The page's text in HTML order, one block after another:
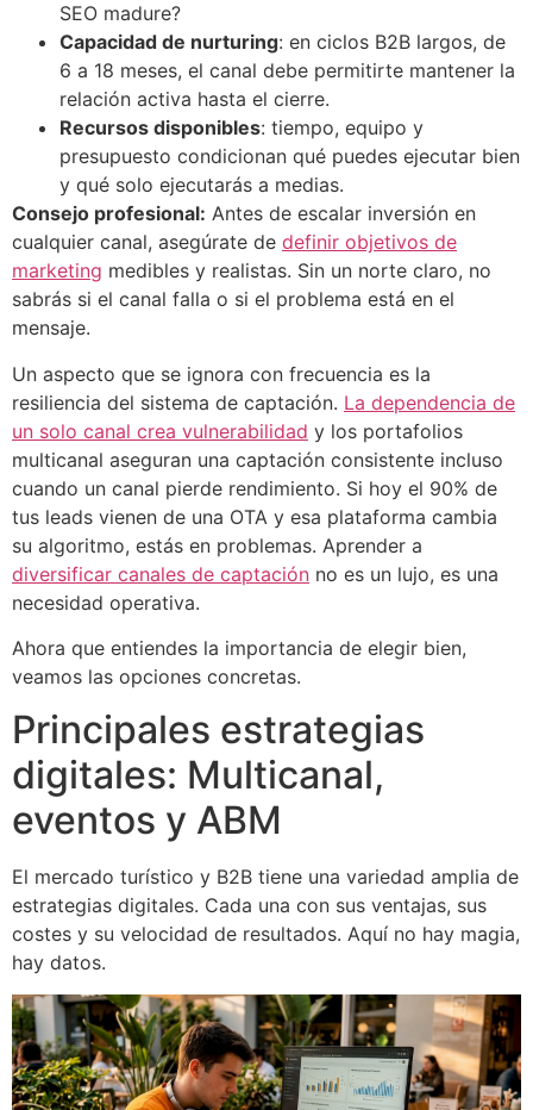
SEO madure?
Capacidad de nurturing: en ciclos B2B largos, de
6 a 18 meses, el canal debe permitirte mantener la
relación activa hasta el cierre.
Recursos disponibles: tiempo, equipo y
presupuesto condicionan qué puedes ejecutar bien
y qué solo ejecutarás a medias.
Consejo profesional: Antes de escalar inversión en
cualquier canal, asegúrate de definir objetivos de
marketing medibles y realistas. Sin un norte claro, no
sabrás si el canal falla o si el problema está en el
mensaje.
Un aspecto que se ignora con frecuencia es la
resiliencia del sistema de captación. La dependencia de
un solo canal crea vulnerabilidad y los portafolios
multicanal aseguran una captación consistente incluso
cuando un canal pierde rendimiento. Si hoy el 90% de
tus leads vienen de una OTA y esa plataforma cambia
su algoritmo, estás en problemas. Aprender a
diversificar canales de captación no es un lujo, es una
necesidad operativa.
Ahora que entiendes la importancia de elegir bien,
veamos las opciones concretas.
Principales estrategias
digitales: Multicanal,
eventos y ABM
El mercado turístico y B2B tiene una variedad amplia de
estrategias digitales. Cada una con sus ventajas, sus
costes y su velocidad de resultados. Aquí no hay magia,
hay datos.